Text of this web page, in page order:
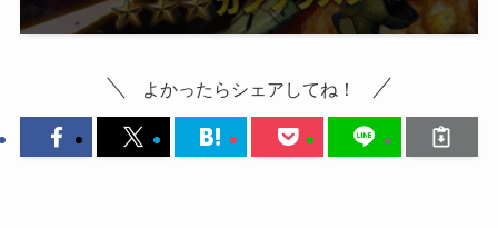
よかったらシェアしてね！